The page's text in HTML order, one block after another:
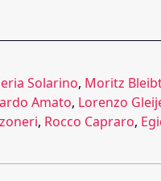
Solarino, Moritz
Amato, Lorenzo
, Rocco Capraro,